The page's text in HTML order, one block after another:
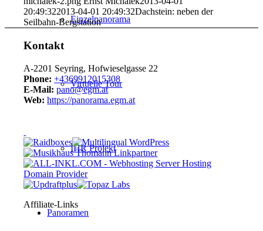
Einzelpanorama
Virtuelle Tour
IHR Projekt
Panoramen
20:49:322013-04-01 20:49:32Dachstein: neben der
Seilbahn-Bergstation
Kontakt
A-2201 Seyring, Hofwieselgasse 22
Phone: +4369912015308
E-Mail: pano@egm.at
Web: https://panorama.egm.at
Affiliate-Links